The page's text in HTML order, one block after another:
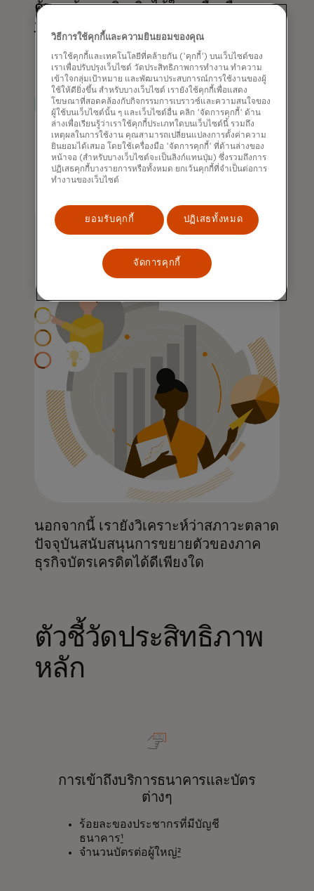
ค้นหาข้อมูลเพิ่มเติมได้ในเครื่องมือ
ประเมินตลาด
Business Intelligence​
นอกจากนี้ เรายังวิเคราะห์ว่าสภาวะตลาด
ปัจจุบันสนับสนุนการขยายตัวของภาค
ธุรกิจบัตรเครดิตได้ดีเพียงใด
ตัวชี้วัดประสิทธิภาพ
หลัก
การเข้าถึงบริการธนาคารและบัตร
ต่างๆ
ร้อยละของประชากรที่มีบัญชี
ธนาคาร¹
จำนวนบัตรต่อผู้ใหญ่²
วิธีการใช้คุกกี้และความยินยอมของคุณ
เราใช้คุกกี้และเทคโนโลยีที่คล้ายกัน ('คุกกี้') บนเว็บไซต์ของ
เราเพื่อปรับปรุงเว็บไซต์ วัดประสิทธิภาพการทำงาน ทำความ
เข้าใจกลุ่มเป้าหมาย และพัฒนาประสบการณ์การใช้งานของผู้
ใช้ให้ดียิ่งขึ้น สำหรับบางเว็บไซต์ เรายังใช้คุกกี้เพื่อแสดง
โฆษณาที่สอดคล้องกับกิจกรรมการเบราวซ์และความสนใจของ
ผู้ใช้บนเว็บไซต์นั้น ๆ และเว็บไซต์อื่น คลิก 'จัดการคุกกี้' ด้าน
ล่างเพื่อเรียนรู้ว่าเราใช้คุกกี้ประเภทใดบนเว็บไซต์นี้ รวมถึง
เหตุผลในการใช้งาน คุณสามารถเปลี่ยนแปลงการตั้งค่าความ
ยินยอมได้เสมอ โดยใช้เครื่องมือ 'จัดการคุกกี้' ที่ด้านล่างของ
หน้าจอ (สำหรับบางเว็บไซต์จะเป็นลิงก์แทนปุ่ม) ซึ่งรวมถึงการ
ปฏิเสธคุกกี้บางรายการหรือทั้งหมด ยกเว้นคุกกี้ที่จำเป็นต่อการ
ทำงานของเว็บไซต์
ยอมรับคุกกี้ ปฏิเสธทั้งหมด
จัดการคุกกี้